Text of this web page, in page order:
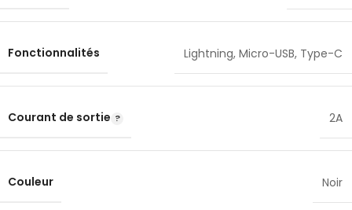
Fonctionnalités Lightning, Micro-USB, Type-C
Courant de sortie 2A
Couleur Noir